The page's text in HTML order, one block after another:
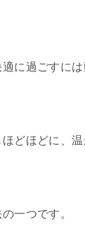
に過ごすに
どほどに、
一つです。